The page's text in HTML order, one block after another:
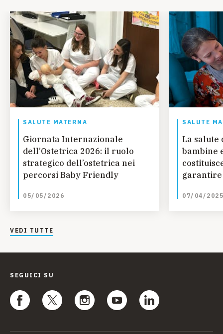
SALUTE MATERNA
Giornata Internazionale
dell’Ostetrica 2026: il ruolo
strategico dell’ostetrica nei
percorsi Baby Friendly
05/05/2026
SALUTE
La salute
bambine
garantire
07/04/2025
VEDI TUTTE
SEGUICI SU